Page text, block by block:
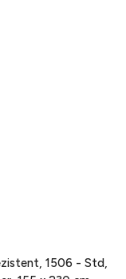
1506 - Std,